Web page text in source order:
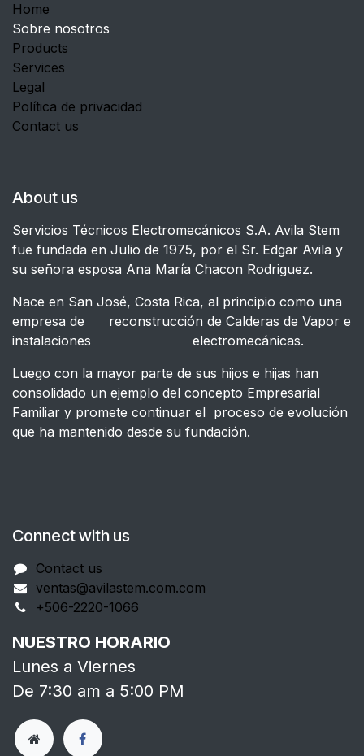
Home
Sobre nosotros
Products
Services
Legal
Política de privacidad
Contact us
About us
Servicios Técnicos Electromecánicos S.A. Avila Stem
fue fundada en Julio de 1975, por el Sr. Edgar Avila y
su señora esposa Ana María Chacon Rodriguez.
Nace en San José, Costa Rica, al principio como una
empresa de reconstrucción de Calderas de Vapor e
instalaciones electromecánicas.
Luego con la mayor parte de sus hijos e hijas han
consolidado un ejemplo del concepto Empresarial
Familiar y promete continuar el proceso de evolución
que ha mantenido desde su fundación.
Connect with us
Contact us
ventas@avilastem.com.com
+506-2220-1066
NUESTRO HORARIO
Lunes a Viernes
De 7:30 am a 5:00 PM